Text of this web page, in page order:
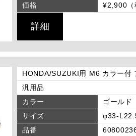
価格
¥2,900（
詳細
HONDA/SUZUKI用 M6 カラー
汎用品
カラー
ゴールド
サイズ
φ33-
品番